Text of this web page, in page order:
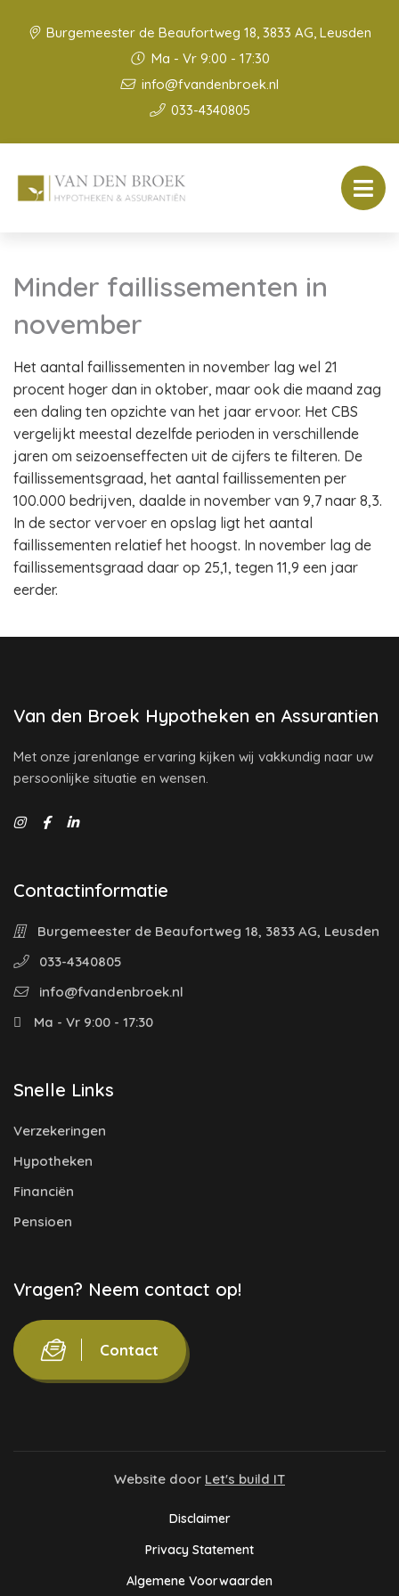
Burgemeester de Beaufortweg 18, 3833 AG, Leusden
Ma - Vr 9:00 - 17:30
info@fvandenbroek.nl
033-4340805
Minder faillissementen in
november
Het aantal faillissementen in november lag wel 21
procent hoger dan in oktober, maar ook die maand zag
een daling ten opzichte van het jaar ervoor. Het CBS
vergelijkt meestal dezelfde perioden in verschillende
jaren om seizoenseffecten uit de cijfers te filteren. De
faillissementsgraad, het aantal faillissementen per
100.000 bedrijven, daalde in november van 9,7 naar 8,3.
In de sector vervoer en opslag ligt het aantal
faillissementen relatief het hoogst. In november lag de
faillissementsgraad daar op 25,1, tegen 11,9 een jaar
eerder.
Van den Broek Hypotheken en Assurantien
Met onze jarenlange ervaring kijken wij vakkundig naar uw
persoonlijke situatie en wensen.
Contactinformatie
Burgemeester de Beaufortweg 18, 3833 AG, Leusden
033-4340805
info@fvandenbroek.nl
Ma - Vr 9:00 - 17:30
Snelle Links
Verzekeringen
Hypotheken
Financiën
Pensioen
Vragen? Neem contact op!
Contact
Website door Let's build IT
Disclaimer
Privacy Statement
Algemene Voorwaarden